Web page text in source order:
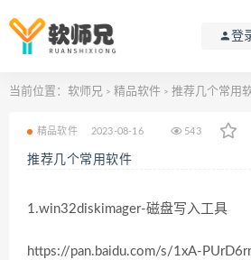
登
当前位置： 软师兄 > 精品软件 > 推荐几个常用
精品软件 2023-08-16 543
推荐几个常用软件
1.win32diskimager-磁盘写入工具
https://pan.baidu.com/s/1xA-